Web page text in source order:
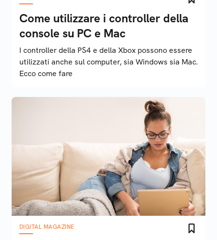
Come utilizzare i controller della
console su PC e Mac
I controller della PS4 e della Xbox possono essere
utilizzati anche sul computer, sia Windows sia Mac.
Ecco come fare
DIGITAL MAGAZINE